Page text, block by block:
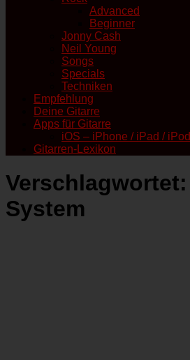
Advanced
Beginner
Jonny Cash
Neil Young
Songs
Specials
Techniken
Empfehlung
Deine Gitarre
Apps für Gitarre
iOS – iPhone / iPad / iPod
Gitarren-Lexikon
Verschlagwortet:
System